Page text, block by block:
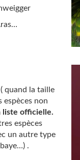
quand la taille
non
liste officielle.
espèces
un autre type
.